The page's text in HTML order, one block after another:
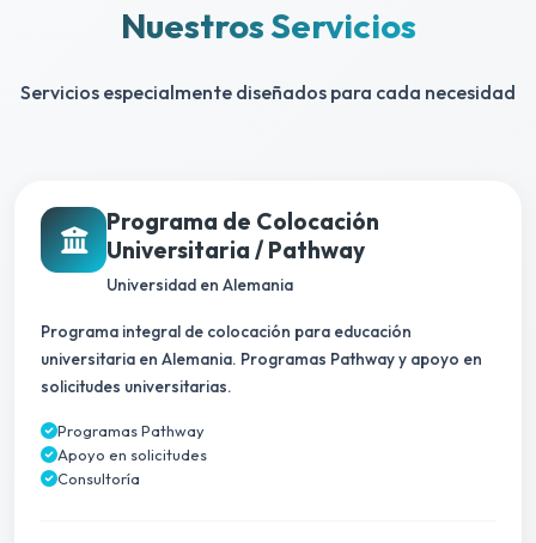
Nuestros Servicios
Servicios especialmente diseñados para cada necesidad
Programa de Colocación
Universitaria / Pathway
Universidad en Alemania
Programa integral de colocación para educación
universitaria en Alemania. Programas Pathway y apoyo en
solicitudes universitarias.
Programas Pathway
Apoyo en solicitudes
Consultoría